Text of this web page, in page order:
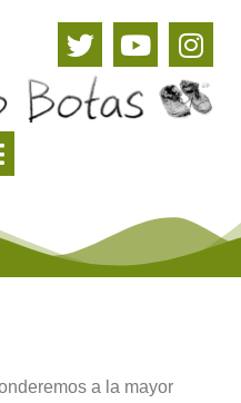
a la mayor